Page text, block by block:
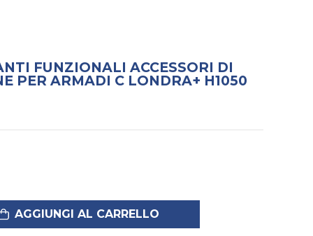
FUNZIONALI ACCESSORI DI
PER ARMADI C LONDRA+ H1050
AGGIUNGI AL CARRELLO